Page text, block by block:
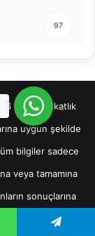
97
sayılı Avukatlık
uygun şekilde
bilgiler sadece
veya tamamına
sonuçlarına
mevcut duruma